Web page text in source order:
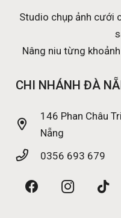
Studio chụp ảnh cưới
Nâng niu từng
CHI NHÁNH ĐÀ
146 Phan Châu
Nẵng
0356 693 679